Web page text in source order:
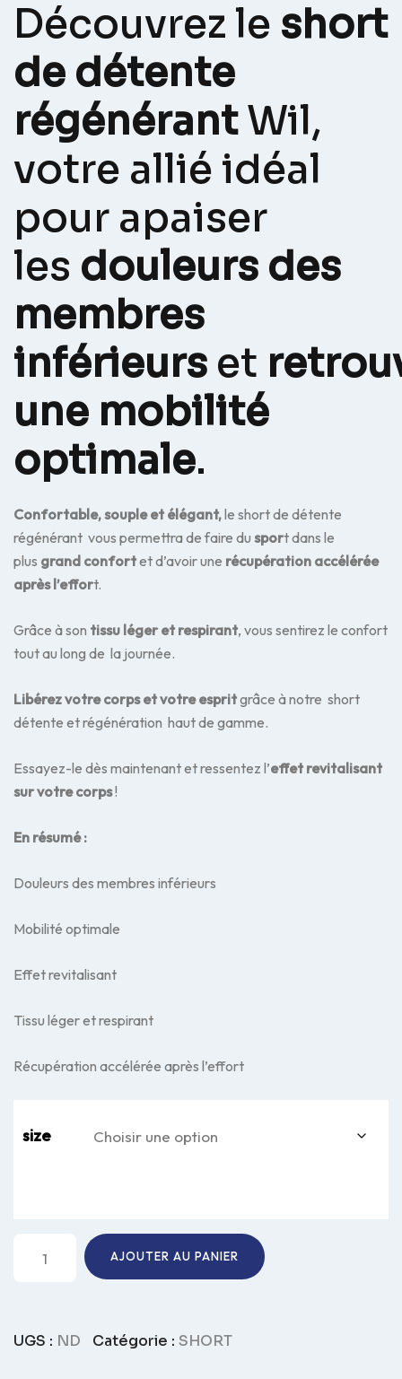
Découvrez le short
de détente
régénérantWil,
votre allié idéal
pour apaiser
les douleurs des
membres
inférieurs et
une mobilité
optimale.
Confortable, souple et élégant,le short de détente
régénérant vous permettra de faire du sport dans le
plus grand confortet d’avoir une récupération accélérée
après l’effort.
Grâce à son tissu léger et respirant, vous sentirez le confort
tout au long de la journée.
Libérez votre corps et votre espritgrâce à notre short
détente et régénération haut de gamme.
Essayez-le dès maintenant et ressentez l’effet revitalisant
sur votre corps!
En résumé :
Douleurs des membres inférieurs
Mobilité optimale
Effet revitalisant
Tissu léger et respirant
Récupération accélérée après l’effort
size
cellulaire
AJOUTER AU PANIER
UGS : ND Catégorie : SHORT